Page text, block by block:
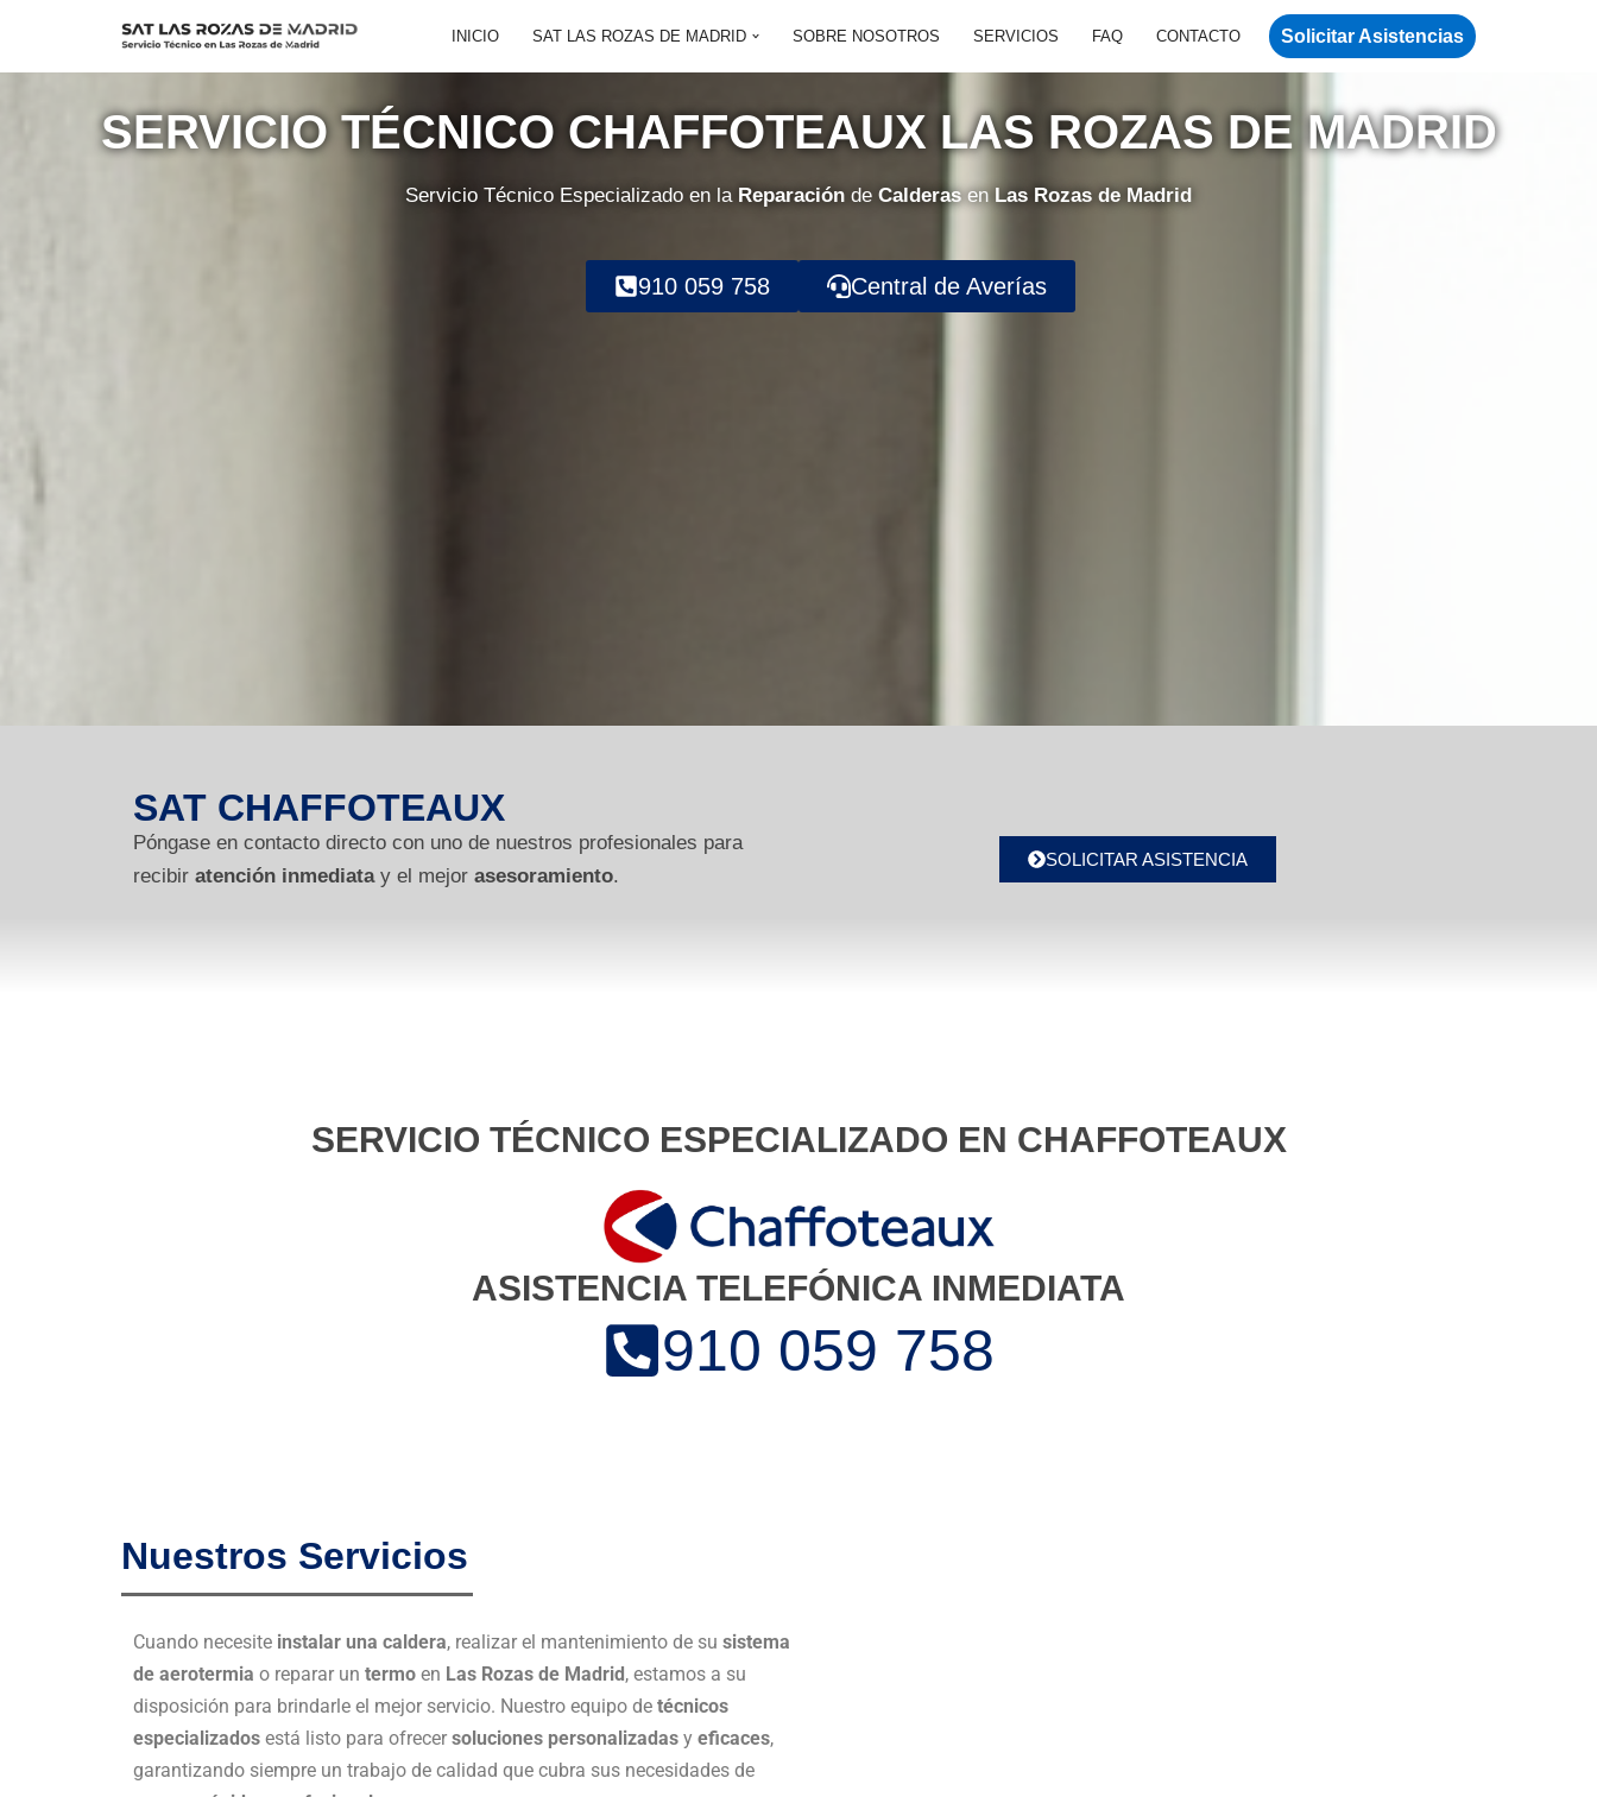
INICIO SAT LAS ROZAS DE MADRID SOBRE NOSOTROS SERVICIOS FAQ CONTACTO Solicitar Asistencias
SERVICIO TÉCNICO CHAFFOTEAUX LAS ROZAS DE MADRID
Servicio Técnico Especializado en la Reparación de Calderasen Las Rozas de Madrid
910 059 758 Central de Averías
SAT CHAFFOTEAUX
Póngase en contacto directo con uno de nuestros profesionales para
recibir atención inmediatay el mejor asesoramiento.
SOLICITAR ASISTENCIA
SERVICIO TÉCNICO ESPECIALIZADO EN CHAFFOTEAUX
ASISTENCIA TELEFÓNICA INMEDIATA
910 059 758
Nuestros Servicios
Cuando necesite instalar una caldera, realizar el mantenimiento de su sistema
de aerotermia o reparar un termo en Las Rozas de Madrid, estamos a su
disposición para brindarle el mejor servicio. Nuestro equipo de técnicos
especializados está listo para ofrecer soluciones personalizadas y eficaces,
garantizando siempre un trabajo de calidad que cubra sus necesidades de